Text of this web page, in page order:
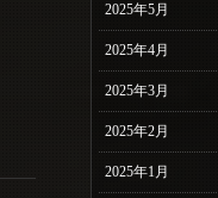
2025年5月
2025年4月
2025年3月
2025年2月
2025年1月